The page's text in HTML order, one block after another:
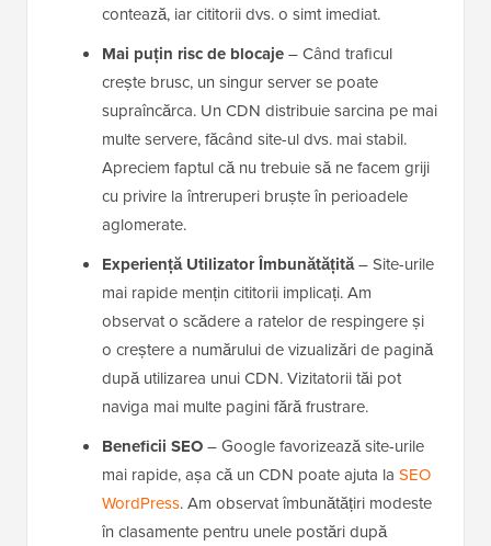
contează, iar cititorii dvs. o simt imediat.
Mai puțin risc de blocaje– Când traficul
crește brusc, un singur server se poate
supraîncărca. Un CDN distribuie sarcina pe mai
multe servere, făcând site-ul dvs. mai stabil.
Apreciem faptul că nu trebuie să ne facem griji
cu privire la întreruperi bruște în perioadele
aglomerate.
Experiență Utilizator Îmbunătățită– Site-urile
mai rapide mențin cititorii implicați. Am
observat o scădere a ratelor de respingere și
o creștere a numărului de vizualizări de pagină
după utilizarea unui CDN. Vizitatorii tăi pot
naviga mai multe pagini fără frustrare.
Beneficii SEO– Google favorizează site-urile
mai rapide, așa că un CDN poate ajuta la SEO
WordPress. Am observat îmbunătățiri modeste
în clasamente pentru unele postări după